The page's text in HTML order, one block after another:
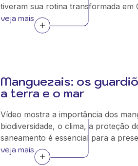
tiveram sua rotina transformada em
veja mais
Manguezais: os
a terra e o mar
Vídeo mostra a importância dos
biodiversidade, o clima, a proteção
saneamento é essencial para a
veja mais